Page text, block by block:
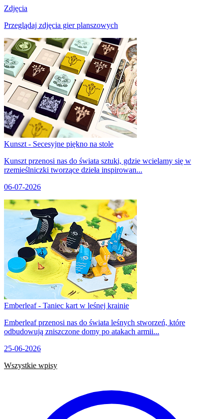
Zdjęcia
Przeglądaj zdjęcia gier planszowych
Kunszt - Secesyjne piękno na stole
Kunszt przenosi nas do świata sztuki, gdzie wcielamy się w
rzemieślniczki tworzące dzieła inspirowan...
06-07-2026
Emberleaf - Taniec kart w leśnej krainie
Emberleaf przenosi nas do świata leśnych stworzeń, które
odbudowują zniszczone domy po atakach armii...
25-06-2026
Wszystkie wpisy